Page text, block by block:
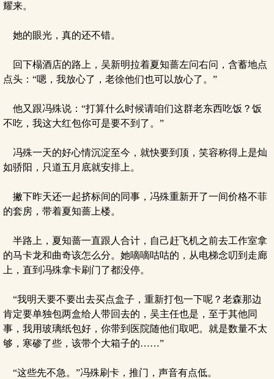
耀来。
她的眼光，真的还不错。
回下榻酒店的路上，吴新明拉着夏知蔷左问右问，含蓄地点
点头：“嗯，我放心了，老徐他们也可以放心了。”
他又跟冯殊说：“打算什么时候请咱们这群老东西吃饭？饭
不吃，我这大红包你可是要不到了。”
冯殊一天的好心情沉淀至今，就快要到顶，笑容称得上是灿
如骄阳，只道五月底就安排上。
撇下昨天还一起挤标间的同事，冯殊重新开了一间价格不菲
的套房，带着夏知蔷上楼。
半路上，夏知蔷一直跟人合计，自己赶飞机之前去工作室拿
的马卡龙和曲奇该怎么分。她嘀嘀咕咕的，从电梯念叨到走廊
上，直到冯殊拿卡刷门了都没停。
“我明天要不要出去买点盒子，重新打包一下呢？老森那边
肯定要单独包两盒给人带回去的，吴主任也是，至于其他同
事，我用玻璃纸包好，你带到医院随他们取吧。就是数量不太
够，寒碜了些，该带个大箱子的……”
“这些先不急。”冯殊刷卡，推门，声音有点低。